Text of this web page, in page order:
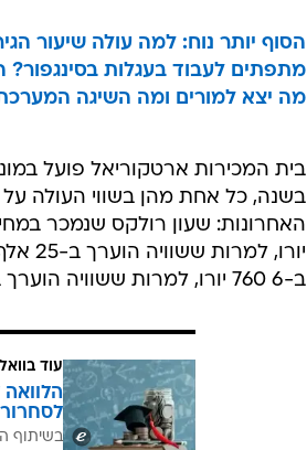
הסוף יותר נוח: למה עולה שיעור
מתפתים לעבוד בעגלות בסינגפור?
מה יצא למורים ומה השיגה המערכת - 7 שנים לאופק
בית המכירות ארטקוריאל פועל
ב-6 760 יורו, למרות ששוויה הוערך ב-4,000 יורו לכל היותר.
עוד
בשיתוף